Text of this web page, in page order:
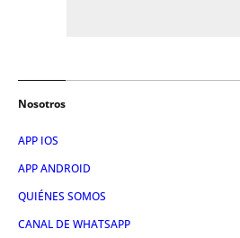
Nosotros
APP IOS
APP ANDROID
QUIÉNES SOMOS
CANAL DE WHATSAPP